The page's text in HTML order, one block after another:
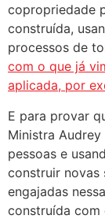
copropriedade
construída,
processos de
com o que já
aplicada, por
E para provar
Ministra
pessoas e
construir novas
engajadas
construída com